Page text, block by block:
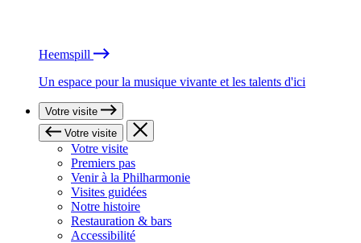
Heemspill
Un espace pour la musique vivante et les talents d'ici
Votre visite
Votre visite
Votre visite
Premiers pas
Venir à la Philharmonie
Visites guidées
Notre histoire
Restauration & bars
Accessibilité